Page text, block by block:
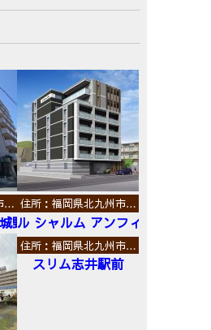
…
野
住所：福岡県北九州市…
ル シャルム アンフィニ
住所：福岡県北九州市…
スリム志井駅前